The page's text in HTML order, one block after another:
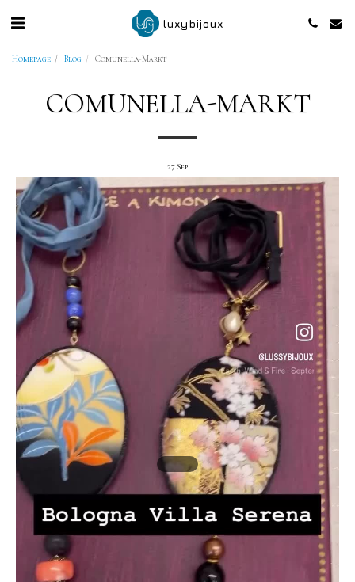
luxybijoux
Homepage Blog Comunella-Markt
COMUNELLA-MARKT
27 Sep